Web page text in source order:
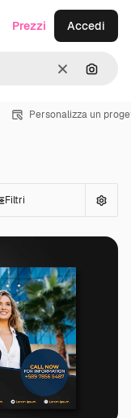
CancellaCerca
Prezzi Accedi
Personalizza un
Filtri